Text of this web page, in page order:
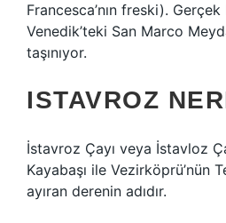
Francesca’nın freski). Gerçek
Venedik’teki San Marco
taşınıyor.
ISTAVROZ
İstavroz Çayı veya İstavloz
Kayabaşı ile Vezirköprü’nün
ayıran derenin adıdır.